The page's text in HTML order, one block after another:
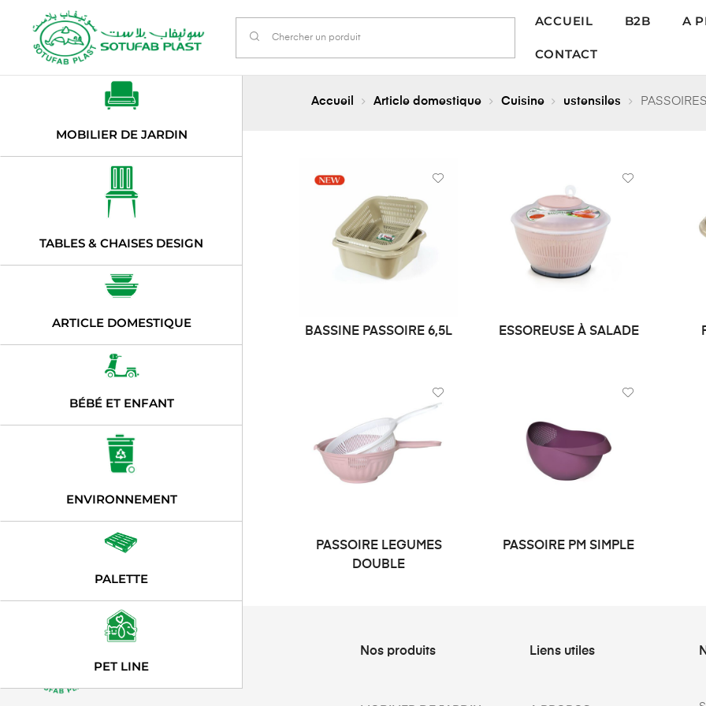
ACCUEIL B2B A
CONTACT
Accueil Article domestique Cuisine ustensiles PASSOIRES
BASSINE PASSOIRE 6,5L ESSOREUSE À SALADE
PASSOIRE LEGUMES
DOUBLE
PASSOIRE PM SIMPLE
MOBILIER DE JARDIN
TABLES & CHAISES DESIGN
ARTICLE DOMESTIQUE
BÉBÉ ET ENFANT
ENVIRONNEMENT
PALETTE
PET LINE
Nos produits Liens utiles